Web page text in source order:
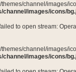
channel/images/
channel/images/icons/
to open stream:
channel/images/
channel/images/icons/